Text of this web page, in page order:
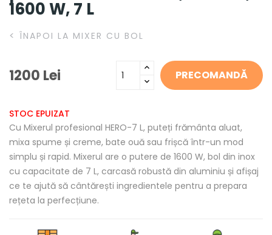
1600 W, 7 L
< ÎNAPOI LA MIXER CU BOL
1200 Lei PRECOMANDĂ
STOC EPUIZAT
Cu Mixerul profesional HERO-7 L, puteți frământa aluat,
mixa spume și creme, bate ouă sau frișcă într-un mod
simplu și rapid. Mixerul are o putere de 1600 W, bol din inox
cu capacitate de 7 L, carcasă robustă din aluminiu și afișaj
ce te ajută să cântărești ingredientele pentru a prepara
rețeta la perfecțiune.